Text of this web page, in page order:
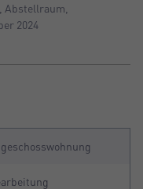
Abstellraum,
2024